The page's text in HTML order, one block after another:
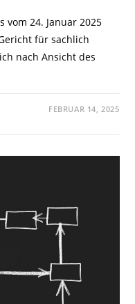
vom 24. Januar 2025
für sachlich
nach Ansicht des
FEBRUAR 14, 2025